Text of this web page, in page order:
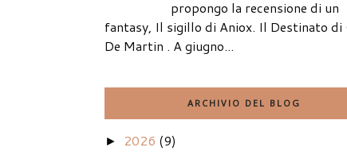
propongo la recensione di un
fantasy, Il sigillo di Aniox. Il Destinato di
De Martin . A giugno...
ARCHIVIO DEL BLOG
► 2026 (9)